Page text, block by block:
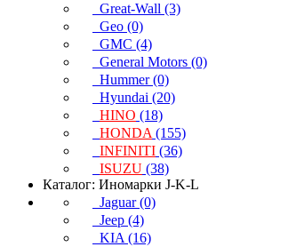
Great-Wall (3)
Geo (0)
GMC (4)
General Motors (0)
Hummer (0)
Hyundai (20)
HINO (18)
HONDA (155)
INFINITI (36)
ISUZU (38)
Каталог: Иномарки J-K-L
Jaguar (0)
Jeep (4)
KIA (16)